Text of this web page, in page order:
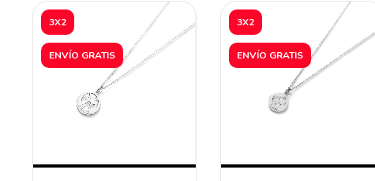
3X2
ENVÍO GRATIS
3X2
ENVÍO GRATIS